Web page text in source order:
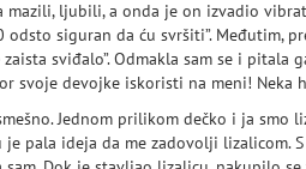
mazili, ljubili, a onda je on izvadio
siguran da ću svršiti”. Međutim,
sviđalo”. Odmakla sam se i pitala
svoje devojke iskoristi na meni! Neka
Jednom prilikom dečko i ja smo
pala ideja da me zadovolji lizalicom.